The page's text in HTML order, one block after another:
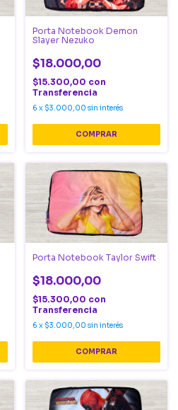
Porta Notebook Demon
Slayer Nezuko
$18.000,00
$15.300,00 con
Transferencia
6 x $3.000,00 sin interés
Porta Notebook Taylor Swift
$18.000,00
$15.300,00 con
Transferencia
6 x $3.000,00 sin interés